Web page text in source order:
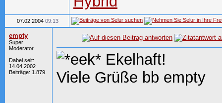
07.02.2004 09:13
empty
Super
Moderator
Dabei seit:
14.04.2002
Beiträge: 1.879
Ekelhaft!
Viele Grüße bb empty